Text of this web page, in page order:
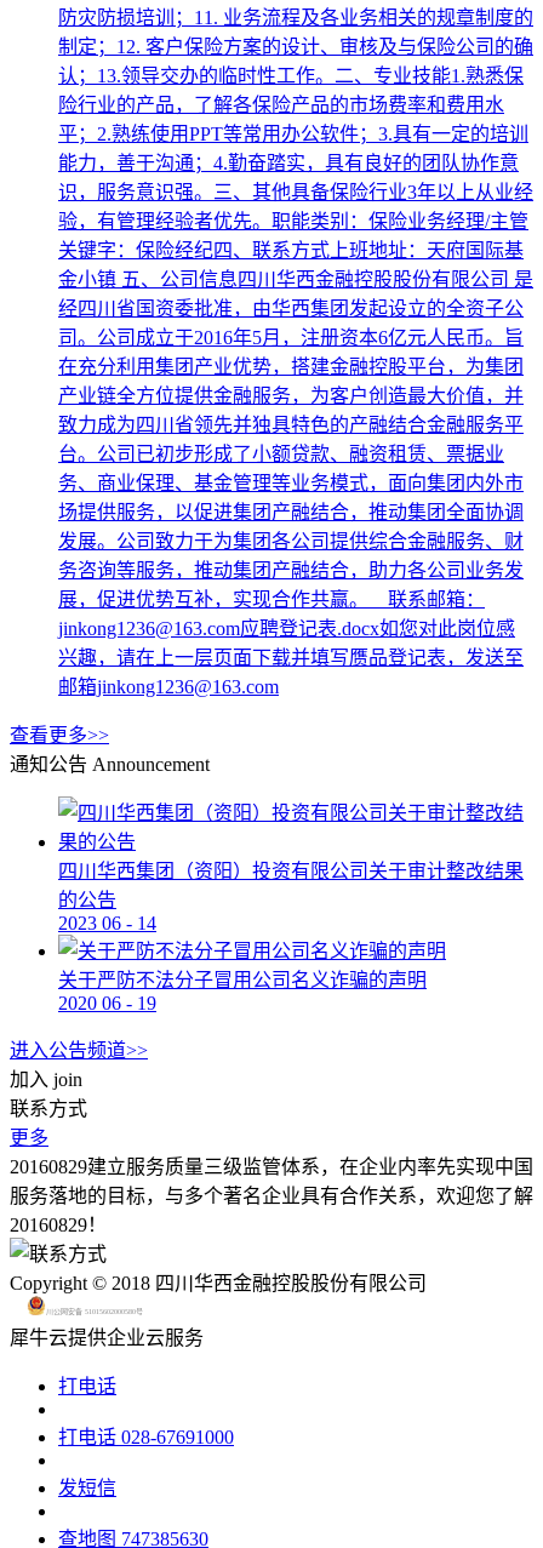
防灾防损培训；11. 业务流程及各业务相关的规章制度的
制定；12. 客户保险方案的设计、审核及与保险公司的确
认；13.领导交办的临时性工作。二、专业技能1.熟悉保
险行业的产品，了解各保险产品的市场费率和费用水
平；2.熟练使用PPT等常用办公软件；3.具有一定的培训
能力，善于沟通；4.勤奋踏实，具有良好的团队协作意
识，服务意识强。三、其他具备保险行业3年以上从业经
验，有管理经验者优先。职能类别：保险业务经理/主管
关键字：保险经纪四、联系方式上班地址：天府国际基
金小镇 五、公司信息四川华西金融控股股份有限公司 是
经四川省国资委批准，由华西集团发起设立的全资子公
司。公司成立于2016年5月，注册资本6亿元人民币。旨
在充分利用集团产业优势，搭建金融控股平台，为集团
产业链全方位提供金融服务，为客户创造最大价值，并
致力成为四川省领先并独具特色的产融结合金融服务平
台。公司已初步形成了小额贷款、融资租赁、票据业
务、商业保理、基金管理等业务模式，面向集团内外市
场提供服务，以促进集团产融结合，推动集团全面协调
发展。公司致力于为集团各公司提供综合金融服务、财
务咨询等服务，推动集团产融结合，助力各公司业务发
展，促进优势互补，实现合作共赢。 联系邮箱：
jinkong1236@163.com应聘登记表.docx如您对此岗位感
兴趣，请在上一层页面下载并填写赝品登记表，发送至
邮箱jinkong1236@163.com
查看更多>>
通知公告 Announcement
四川华西集团（资阳）投资有限公司关于审计整改结果
的公告
2023 06 - 14
关于严防不法分子冒用公司名义诈骗的声明
2020 06 - 19
进入公告频道>>
加入 join
联系方式
更多
20160829建立服务质量三级监管体系，在企业内率先实现中国
服务落地的目标，与多个著名企业具有合作关系，欢迎您了解
20160829！
Copyright © 2018 四川华西金融控股股份有限公司
川公网安备 51015602000580号
犀牛云提供企业云服务
打电话
打电话 028-67691000
发短信
查地图 747385630